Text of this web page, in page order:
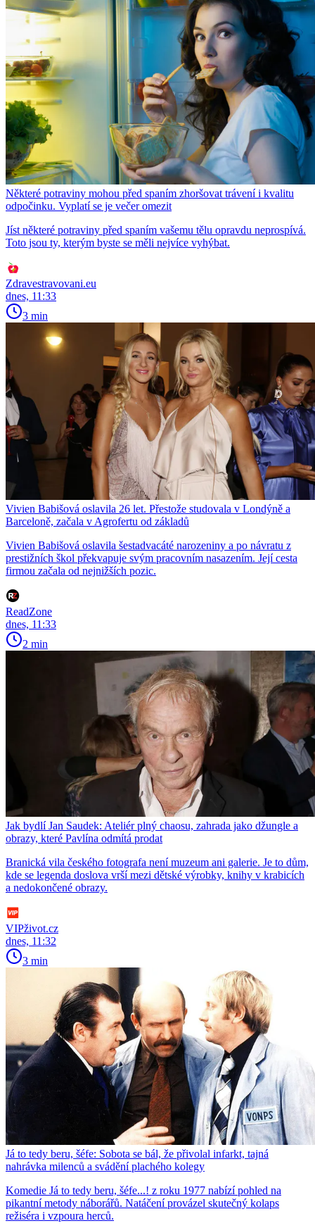
Některé potraviny mohou před spaním zhoršovat trávení i kvalitu
odpočinku. Vyplatí se je večer omezit
Jíst některé potraviny před spaním vašemu tělu opravdu neprospívá.
Toto jsou ty, kterým byste se měli nejvíce vyhýbat.
Zdravestravovani.eu
dnes, 11:33
3 min
Vivien Babišová oslavila 26 let. Přestože studovala v Londýně a
Barceloně, začala v Agrofertu od základů
Vivien Babišová oslavila šestadvacáté narozeniny a po návratu z
prestižních škol překvapuje svým pracovním nasazením. Její cesta
firmou začala od nejnižších pozic.
ReadZone
dnes, 11:33
2 min
Jak bydlí Jan Saudek: Ateliér plný chaosu, zahrada jako džungle a
obrazy, které Pavlína odmítá prodat
Branická vila českého fotografa není muzeum ani galerie. Je to dům,
kde se legenda doslova vrší mezi dětské výrobky, knihy v krabicích
a nedokončené obrazy.
VIPživot.cz
dnes, 11:32
3 min
Já to tedy beru, šéfe: Sobota se bál, že přivolal infarkt, tajná
nahrávka milenců a svádění plachého kolegy
Komedie Já to tedy beru, šéfe...! z roku 1977 nabízí pohled na
pikantní metody náborářů. Natáčení provázel skutečný kolaps
režiséra i vzpoura herců.